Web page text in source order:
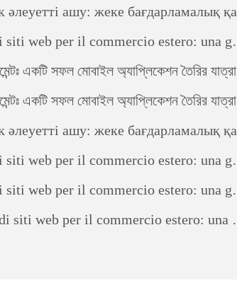
жеке бағдарламалық қамтамасыз етуді дамытудың күші
per il commercio estero: una guida completa
একটি সফল মোবাইল অ্যাপ্লিকেশন তৈরির যাত্রা
একটি সফল মোবাইল অ্যাপ্লিকেশন তৈরির যাত্রা
жеке бағдарламалық қамтамасыз етуді дамытудың күші
per il commercio estero: una guida completa
per il commercio estero: una guida completa
per il commercio estero: una guida completa